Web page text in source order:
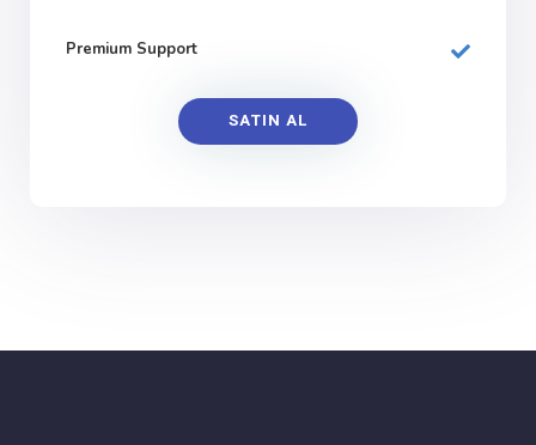
Premium Support
SATIN AL